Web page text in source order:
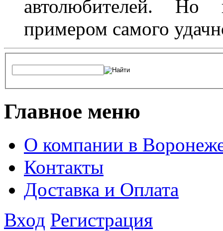
автолюбителей. Но
примером самого
Главное меню
О компании в
Контакты
Доставка и Оплата
Вход Регистрация